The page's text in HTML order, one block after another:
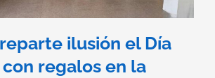
ilusión el Día
regalos en la